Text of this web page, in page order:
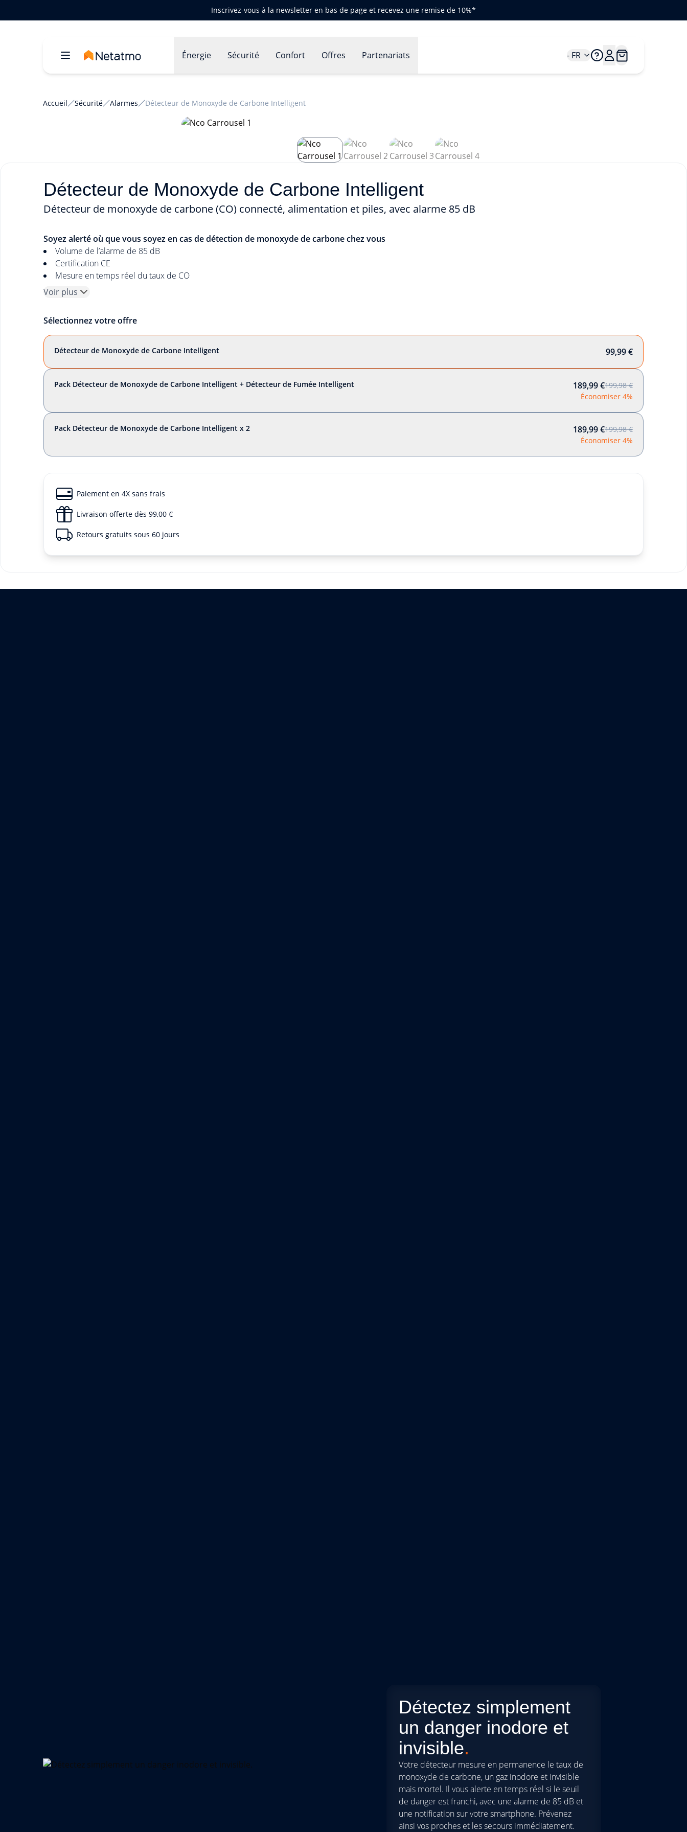
Inscrivez-vous à la newsletter en bas de page et recevez une remise de 10%*
Énergie Sécurité Confort Offres Partenariats - FR
Accueil Sécurité Alarmes Détecteur de Monoxyde de Carbone Intelligent
Détecteur de Monoxyde de Carbone Intelligent
Détecteur de monoxyde de carbone (CO) connecté, alimentation et piles, avec alarme 85 dB
Soyez alerté où que vous soyez en cas de détection de monoxyde de carbone chez vous
Volume de l’alarme de 85 dB
Certification CE
Mesure en temps réel du taux de CO
Voir plus
Sélectionnez votre offre
Détecteur de Monoxyde de Carbone Intelligent 99,99 €
Pack Détecteur de Monoxyde de Carbone Intelligent + Détecteur de Fumée Intelligent 189,99 €199,98 €
Économiser 4%
Pack Détecteur de Monoxyde de Carbone Intelligent x 2 189,99 €199,98 €
Économiser 4%
Paiement en 4X sans frais
Livraison offerte dès 99,00 €
Retours gratuits sous 60 jours
Détectez simplement
un danger inodore et
invisible.
Votre détecteur mesure en permanence le taux de
monoxyde de carbone, un gaz inodore et invisible
mais mortel. Il vous alerte en temps réel si le seuil
de danger est franchi, avec une alarme de 85 dB et
une notification sur votre smartphone. Prévenez
ainsi vos proches et les secours immédiatement.